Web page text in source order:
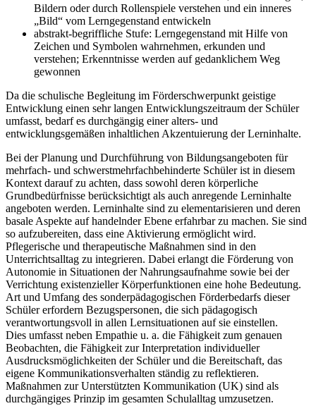
Bildern oder durch Rollenspiele verstehen und ein inneres
„Bild“ vom Lerngegenstand entwickeln
abstrakt-begriffliche Stufe: Lerngegenstand mit Hilfe von
Zeichen und Symbolen wahrnehmen, erkunden und
verstehen; Erkenntnisse werden auf gedanklichem Weg
gewonnen
Da die schulische Begleitung im Förderschwerpunkt geistige
Entwicklung einen sehr langen Entwicklungszeitraum der Schüler
umfasst, bedarf es durchgängig einer alters- und
entwicklungsgemäßen inhaltlichen Akzentuierung der Lerninhalte.
Bei der Planung und Durchführung von Bildungsangeboten für
mehrfach- und schwerstmehrfachbehinderte Schüler ist in diesem
Kontext darauf zu achten, dass sowohl deren körperliche
Grundbedürfnisse berücksichtigt als auch anregende Lerninhalte
angeboten werden. Lerninhalte sind zu elementarisieren und deren
basale Aspekte auf handelnder Ebene erfahrbar zu machen. Sie sind
so aufzubereiten, dass eine Aktivierung ermöglicht wird.
Pflegerische und therapeutische Maßnahmen sind in den
Unterrichtsalltag zu integrieren. Dabei erlangt die Förderung von
Autonomie in Situationen der Nahrungsaufnahme sowie bei der
Verrichtung existenzieller Körperfunktionen eine hohe Bedeutung.
Art und Umfang des sonderpädagogischen Förderbedarfs dieser
Schüler erfordern Bezugspersonen, die sich pädagogisch
verantwortungsvoll in allen Lernsituationen auf sie einstellen.
Dies umfasst neben Empathie u. a. die Fähigkeit zum genauen
Beobachten, die Fähigkeit zur Interpretation individueller
Ausdrucksmöglichkeiten der Schüler und die Bereitschaft, das
eigene Kommunikationsverhalten ständig zu reflektieren.
Maßnahmen zur Unterstützten Kommunikation (UK) sind als
durchgängiges Prinzip im gesamten Schulalltag umzusetzen.